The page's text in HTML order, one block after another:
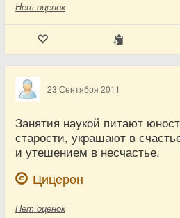
Нет оценок
23 Сентября 2011
Занятия наукой питают
старости, украшают в
и утешением в несчастье.
Цицерон
Нет оценок